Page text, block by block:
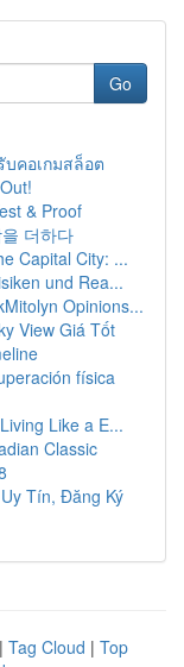
Go
บคอเกมสล็อต
& Proof
더하다
Capital City: ...
und Rea...
Opinions...
View Giá Tốt
física
Like a E...
Classic
Tín, Đăng Ký
| Tag Cloud | Top